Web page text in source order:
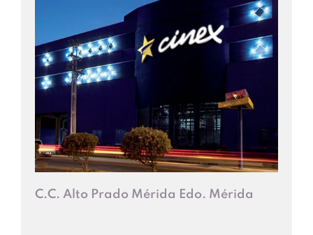
C.C. Alto Prado Mérida Edo. Mérida